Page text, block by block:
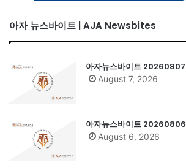
아자 뉴스바이트 | AJA Newsbites
아자뉴스바이트 20260807
August 7, 2026
아자뉴스바이트 20260806
August 6, 2026